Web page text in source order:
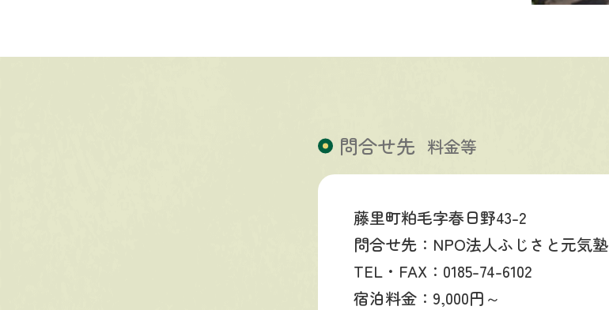
問合せ先 料金等
藤里町粕毛字春日野43-2
問合せ先：NPO法人ふじさと元気塾
TEL・FAX：0185-74-6102
宿泊料金：9,000円～